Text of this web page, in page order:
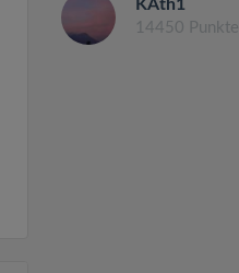
KAth1
14450 Punkte